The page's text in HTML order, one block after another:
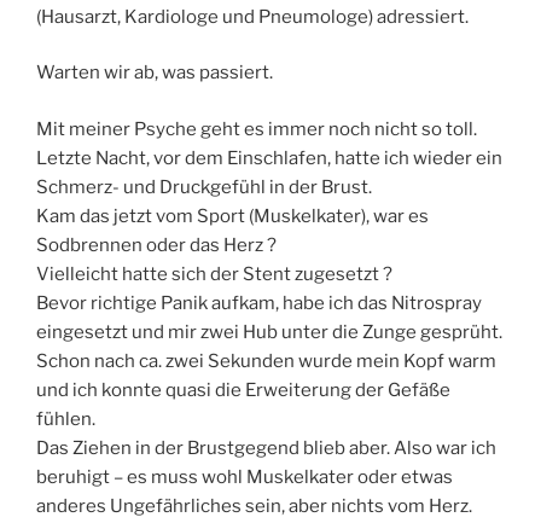
(Hausarzt, Kardiologe und Pneumologe) adressiert.
Warten wir ab, was passiert.
Mit meiner Psyche geht es immer noch nicht so toll.
Letzte Nacht, vor dem Einschlafen, hatte ich wieder ein
Schmerz- und Druckgefühl in der Brust.
Kam das jetzt vom Sport (Muskelkater), war es
Sodbrennen oder das Herz ?
Vielleicht hatte sich der Stent zugesetzt ?
Bevor richtige Panik aufkam, habe ich das Nitrospray
eingesetzt und mir zwei Hub unter die Zunge gesprüht.
Schon nach ca. zwei Sekunden wurde mein Kopf warm
und ich konnte quasi die Erweiterung der Gefäße
fühlen.
Das Ziehen in der Brustgegend blieb aber. Also war ich
beruhigt – es muss wohl Muskelkater oder etwas
anderes Ungefährliches sein, aber nichts vom Herz.